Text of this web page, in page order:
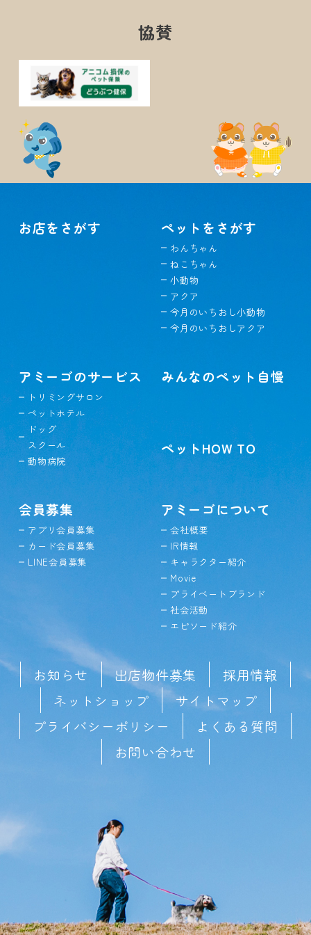
協賛
お店をさがす ペットをさがす
わんちゃん
ねこちゃん
小動物
アクア
今月のいちおし小動物
今月のいちおしアクア
アミーゴのサービス
トリミングサロン
ペットホテル
ドッグ
スクール
動物病院
みんなのペット自慢
ペットHOW TO
会員募集
アプリ会員募集
カード会員募集
LINE会員募集
アミーゴについて
会社概要
IR情報
キャラクター紹介
Movie
プライベートブランド
社会活動
エピソード紹介
お知らせ 出店物件募集
採用情報
ネットショップ
サイトマップ
プライバシーポリシー
よくある質問
お問い合わせ